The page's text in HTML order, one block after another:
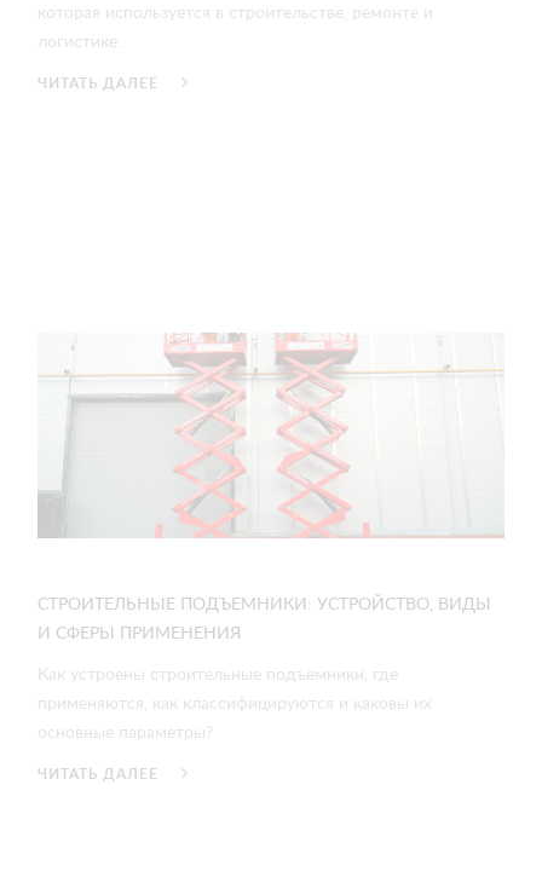
которая используется в строительстве, ремонте и
логистике.
ЧИТАТЬ ДАЛЕЕ
СТРОИТЕЛЬНЫЕ ПОДЪЕМНИКИ: УСТРОЙСТВО, ВИДЫ
И СФЕРЫ ПРИМЕНЕНИЯ
Как устроены строительные подъемники, где
применяются, как классифицируются и каковы их
основные параметры?
ЧИТАТЬ ДАЛЕЕ